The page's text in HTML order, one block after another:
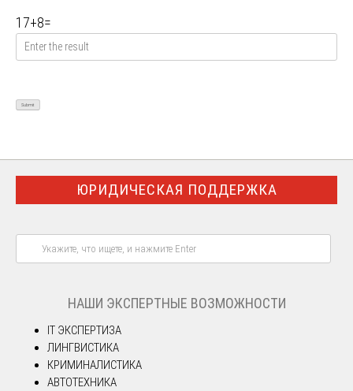
17+8=
ЮРИДИЧЕСКАЯ ПОДДЕРЖКА
НАШИ ЭКСПЕРТНЫЕ ВОЗМОЖНОСТИ
IT ЭКСПЕРТИЗА
ЛИНГВИСТИКА
КРИМИНАЛИСТИКА
АВТОТЕХНИКА